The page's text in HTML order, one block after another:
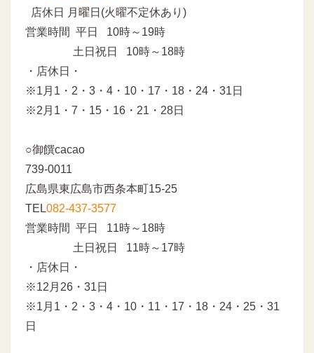
店休日 月曜日(火曜不定休あり)
営業時間 平日 10時～19時
土日祝日 10時～18時
・店休日・
※1月1・2・3・4・10・17・18・24・31日
※2月1・7・15・16・21・28日
○御饌cacao
739-0011
広島県東広島市西条本町15-25
TEL082-437-3577
営業時間 平日 11時～18時
土日祝日 11時～17時
・店休日・
※12月26・31日
※1月1・2・3・4・10・11・17・18・24・25・31
日